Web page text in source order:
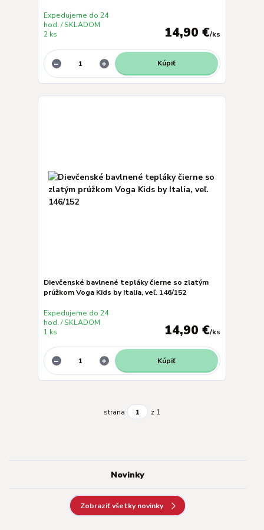
14,90 €/ks
Expedujeme do 24
hod. / SKLADOM
2 ks
Kúpiť
Dievčenské bavlnené tepláky čierne so zlatým
prúžkom Voga Kids by Italia, veľ. 146/152
14,90 €/ks
Expedujeme do 24
hod. / SKLADOM
1 ks
Kúpiť
strana z 1
Novinky
Zobraziť všetky novinky